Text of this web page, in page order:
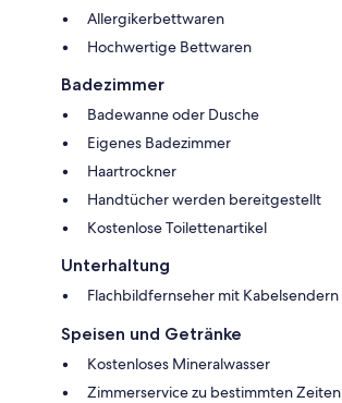
Allergikerbettwaren
Hochwertige Bettwaren
Badezimmer
Badewanne oder Dusche
Eigenes Badezimmer
Haartrockner
Handtücher werden bereitgestellt
Kostenlose Toilettenartikel
Unterhaltung
Flachbildfernseher mit Kabelsendern
Speisen und Getränke
Kostenloses Mineralwasser
Zimmerservice zu bestimmten Zeiten